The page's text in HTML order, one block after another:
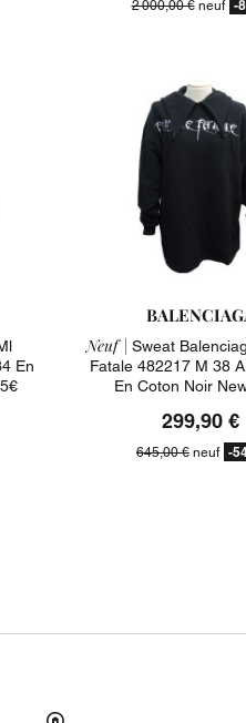
2 000,00 €neuf -
En
Neuf | Sweat
Fatale 482217 M 38
En Coton Noir
299,90 €
645,00 € neuf -